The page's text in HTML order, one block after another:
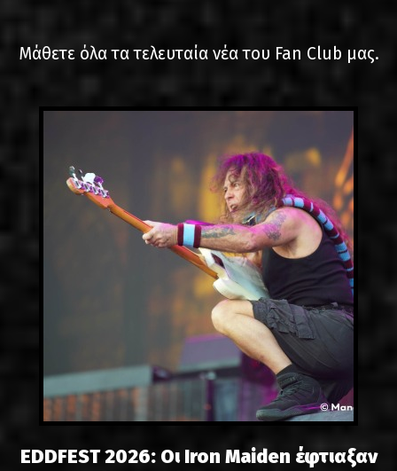
Μάθετε όλα τα τελευταία νέα του Fan Club μας.
EDDFEST 2026: Οι Iron Maiden έφτιαξαν